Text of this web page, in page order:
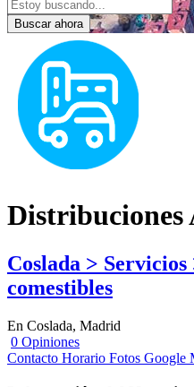
Buscar ahora
Distribuciones
Coslada >
comestibles
En Coslada, Madrid
0 Opiniones
Contacto Horario Fotos Google